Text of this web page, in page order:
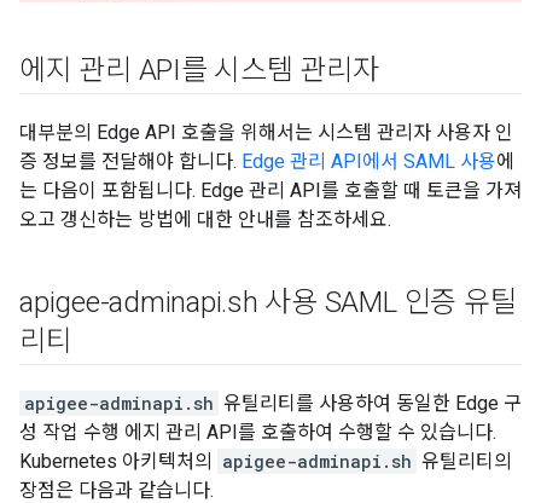
에지 관리 API를 시스템 관리자
대부분의 Edge API 호출을 위해서는 시스템 관리자 사용자 인
증 정보를 전달해야 합니다. Edge 관리 API에서 SAML 사용에
는 다음이 포함됩니다. Edge 관리 API를 호출할 때 토큰을 가져
오고 갱신하는 방법에 대한 안내를 참조하세요.
apigee-adminapi.sh 사용 SAML 인증 유틸
리티
apigee-adminapi.sh 유틸리티를 사용하여 동일한 Edge 구
성 작업 수행 에지 관리 API를 호출하여 수행할 수 있습니다.
Kubernetes 아키텍처의
apigee-adminapi.sh 유틸리티의
장점은 다음과 같습니다.